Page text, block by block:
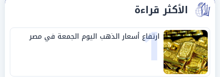
الأكثر قراءة
1
ارتفاع أسعار الذهب اليوم الجمعة في مصر